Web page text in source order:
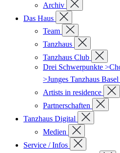
Archiv
Das Haus
Team
Tanzhaus
Tanzhaus Club
Drei Schwerpunkte
>Junges Tanzhaus
Artists in residence
Partnerschaften
Tanzhaus Digital
Medien
Service / Infos